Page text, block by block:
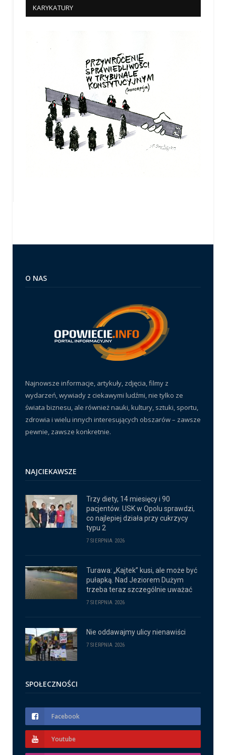
KARYKATURY
O NAS
Najnowsze informacje, artykuły, zdjęcia, filmy z
wydarzeń, wywiady z ciekawymi ludźmi, nie tylko ze
świata biznesu, ale również nauki, kultury, sztuki, sportu,
zdrowia i wielu innych interesujących obszarów – zawsze
pewnie, zawsze konkretnie.
NAJCIEKAWSZE
Trzy diety, 14 miesięcy i 90
pacjentów. USK w Opolu sprawdzi,
co najlepiej działa przy cukrzycy
typu 2
7 SIERPNIA 2026
Turawa: „Kajtek” kusi, ale może być
pułapką. Nad Jeziorem Dużym
trzeba teraz szczególnie uważać
7 SIERPNIA 2026
Nie oddawajmy ulicy nienawiści
7 SIERPNIA 2026
SPOŁECZNOŚCI
Facebook
Youtube